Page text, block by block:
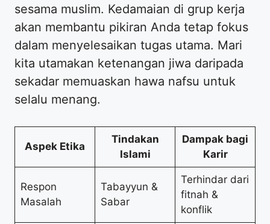
sesama muslim. Kedamaian di grup kerja
akan membantu pikiran Anda tetap fokus
dalam menyelesaikan tugas utama. Mari
kita utamakan ketenangan jiwa daripada
sekadar memuaskan hawa nafsu untuk
selalu menang.
Aspek Etika
Tindakan
Islami
Dampak bagi
Karir
Respon
Masalah
Tabayyun &
Sabar
Terhindar dari
fitnah &
konflik